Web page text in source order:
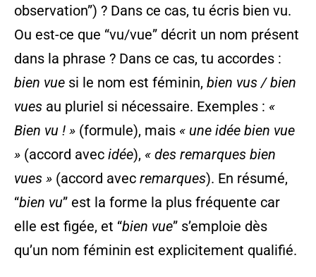
observation”) ? Dans ce cas, tu écris bien vu.
Ou est-ce que “vu/vue” décrit un nom présent
dans la phrase ? Dans ce cas, tu accordes :
bien vue si le nom est féminin, bien vus / bien
vues au pluriel si nécessaire. Exemples : «
Bien vu ! » (formule), mais « une idée bien vue
» (accord avec idée), « des remarques bien
vues » (accord avec remarques). En résumé,
“bien vu” est la forme la plus fréquente car
elle est figée, et “bien vue” s’emploie dès
qu’un nom féminin est explicitement qualifié.